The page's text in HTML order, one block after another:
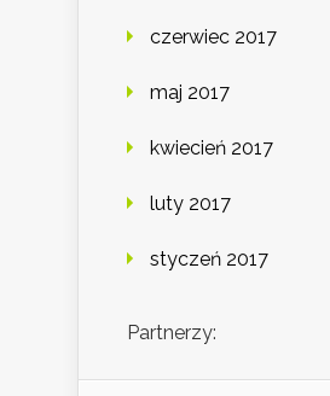
czerwiec 2017
maj 2017
kwiecień 2017
luty 2017
styczeń 2017
Partnerzy: